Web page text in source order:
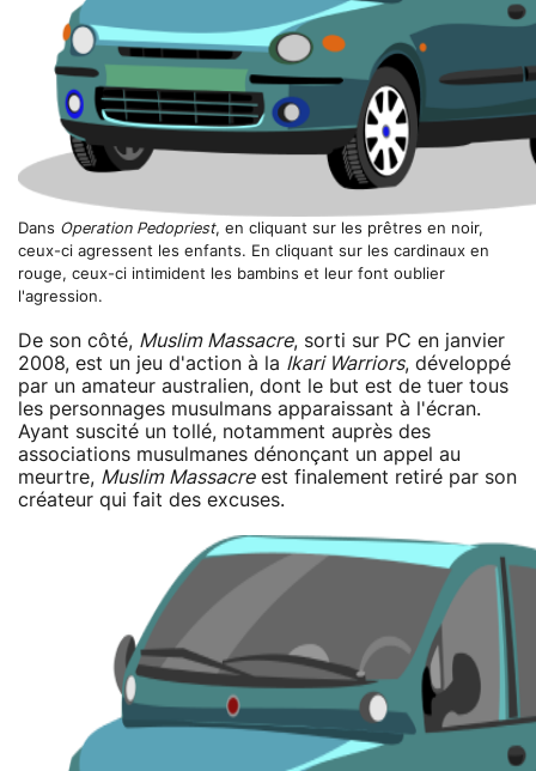
Dans Operation Pedopriest, en cliquant sur les prêtres en noir,
ceux-ci agressent les enfants. En cliquant sur les cardinaux en
rouge, ceux-ci intimident les bambins et leur font oublier
l'agression.
De son côté, Muslim Massacre, sorti sur PC en janvier
2008, est un jeu d'action à la Ikari Warriors, développé
par un amateur australien, dont le but est de tuer tous
les personnages musulmans apparaissant à l'écran.
Ayant suscité un tollé, notamment auprès des
associations musulmanes dénonçant un appel au
meurtre, Muslim Massacreest finalement retiré par son
créateur qui fait des excuses.